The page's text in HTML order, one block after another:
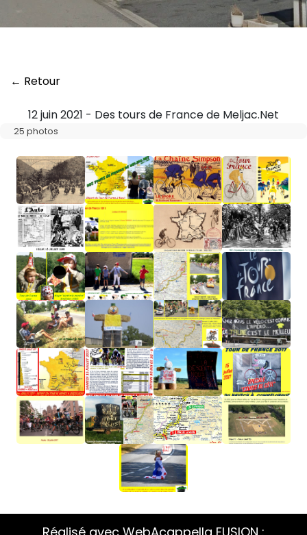
← Retour
12 juin 2021 - Des tours de France de Meljac.Net
25 photos